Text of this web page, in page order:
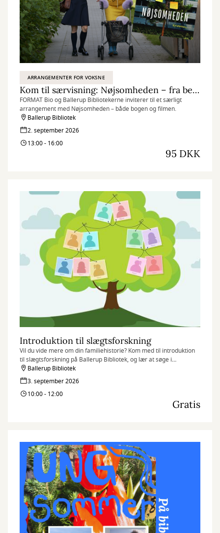
ARRANGEMENTER FOR VOKSNE
Kom til særvisning: Nøjsomheden – fra bestseller til biografoplevelse
FORMAT Bio og Ballerup Bibliotekerne inviterer til et særligt
arrangement med Nøjsomheden – både bogen og filmen.
Ballerup Bibliotek
2. september 2026
13:00 - 16:00
95 DKK
Introduktion til slægtsforskning
Vil du vide mere om din familiehistorie? Kom med til introduktion
til slægtsforskning på Ballerup Bibliotek, og lær at søge i
databaser, finde dine aner og komme godt i gang med dit
stamtræ.
Ballerup Bibliotek
3. september 2026
10:00 - 12:00
Gratis